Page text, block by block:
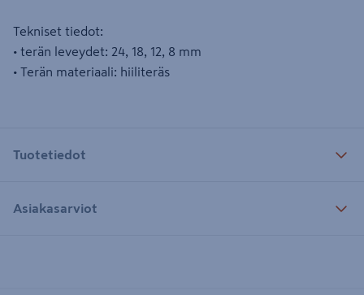
Tekniset tiedot:
• terän leveydet: 24, 18, 12, 8 mm
• Terän materiaali: hiiliteräs
Tuotetiedot
Asiakasarviot